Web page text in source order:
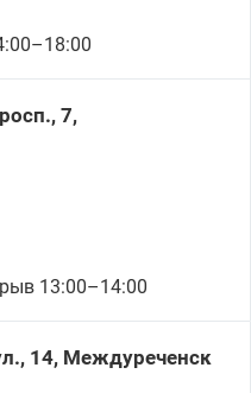
7,
13:00–14:00
14, Междуреченск